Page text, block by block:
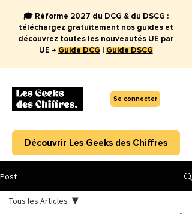
Se connecter
🎓 Réforme 2027 du DCG & du DSCG :
téléchargez gratuitement nos guides et
découvrez toutes les nouveautés UE par
UE → Guide DCG Guide DSCG
Découvrir Les Geeks des Chiffres
Post
Tous les Articles